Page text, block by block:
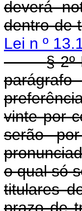
deverá
dentro de
Lei n º
§ 2º
vinte por
serão
o qual só
titulares